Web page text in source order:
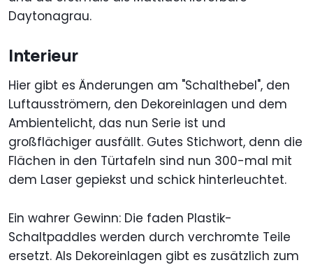
Daytonagrau.
Interieur
Hier gibt es Änderungen am "Schalthebel", den
Luftausströmern, den Dekoreinlagen und dem
Ambientelicht, das nun Serie ist und
großflächiger ausfällt. Gutes Stichwort, denn die
Flächen in den Türtafeln sind nun 300-mal mit
dem Laser gepiekst und schick hinterleuchtet.
Ein wahrer Gewinn: Die faden Plastik-
Schaltpaddles werden durch verchromte Teile
ersetzt. Als Dekoreinlagen gibt es zusätzlich zum